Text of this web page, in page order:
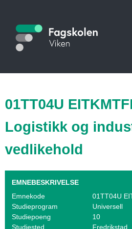
hovedinnhold
S
t
i
k
a
t
a
l
o
01TT04U
Logistikk og
vedlikehold
EMNEBESKRIVELSE
Emnekode
01TT04U
Studieprogram
Universell
Studiepoeng
10
Studiested
Fredrikstad